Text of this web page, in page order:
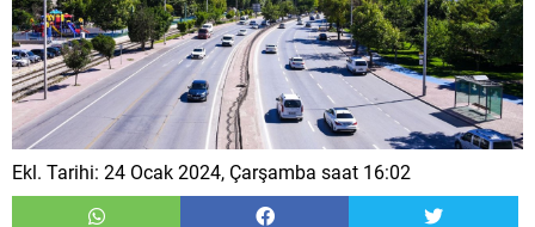
Ekl. Tarihi: 24 Ocak 2024, Çarşamba saat 16:02